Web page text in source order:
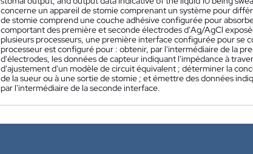
concerne un appareil de stomie comprenant un système pour
de stomie comprend une couche adhésive configurée pour
comportant des première et seconde électrodes d'Ag/AgCl
plusieurs processeurs, une première interface configurée pour se
processeur est configuré pour : obtenir, par l'intermédiaire de la
d'électrodes, les données de capteur indiquant l'impédance à
d'ajustement d'un modèle de circuit équivalent ; déterminer la
de la sueur ou à une sortie de stomie ; et émettre des données
par l'intermédiaire de la seconde interface.